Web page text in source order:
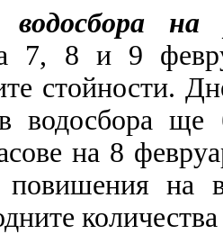
на
7, 8 и 9
стойности.
водосбора ще
на 8
повишения на